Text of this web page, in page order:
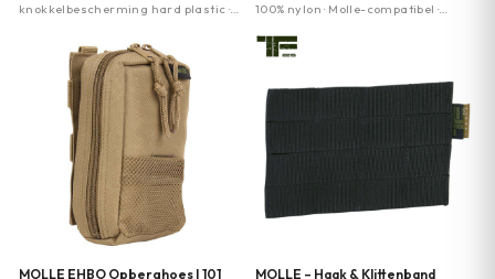
knokkelbescherming hard plastic ·
100% nylon · Molle-compatibel ·
MOLLE EHBO Opberghoes | 101
MOLLE – Haak & Klittenband